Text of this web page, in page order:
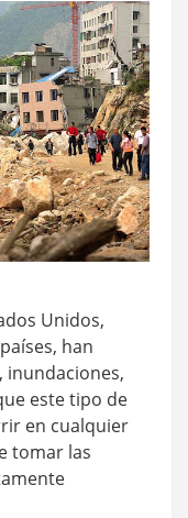
Unidos,
han
este tipo de
en cualquier
tomar las